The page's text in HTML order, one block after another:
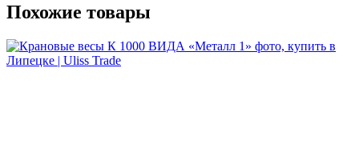
Похожие товары